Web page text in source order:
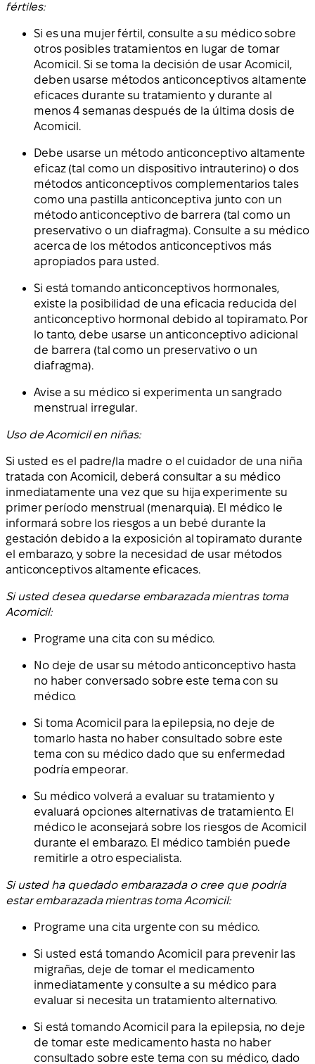
fértiles:
Si es una mujer fértil, consulte a su médico sobre
otros posibles tratamientos en lugar de tomar
Acomicil. Si se toma la decisión de usar Acomicil,
deben usarse métodos anticonceptivos altamente
eficaces durante su tratamiento y durante al
menos 4 semanas después de la última dosis de
Acomicil.
Debe usarse un método anticonceptivo altamente
eficaz (tal como un dispositivo intrauterino) o dos
métodos anticonceptivos complementarios tales
como una pastilla anticonceptiva junto con un
método anticonceptivo de barrera (tal como un
preservativo o un diafragma). Consulte a su médico
acerca de los métodos anticonceptivos más
apropiados para usted.
Si está tomando anticonceptivos hormonales,
existe la posibilidad de una eficacia reducida del
anticonceptivo hormonal debido al topiramato. Por
lo tanto, debe usarse un anticonceptivo adicional
de barrera (tal como un preservativo o un
diafragma).
Avise a su médico si experimenta un sangrado
menstrual irregular.
Uso de Acomicil en niñas:
Si usted es el padre/la madre o el cuidador de una niña
tratada con Acomicil, deberá consultar a su médico
inmediatamente una vez que su hija experimente su
primer período menstrual (menarquia). El médico le
informará sobre los riesgos a un bebé durante la
gestación debido a la exposición al topiramato durante
el embarazo, y sobre la necesidad de usar métodos
anticonceptivos altamente eficaces.
Si usted desea quedarse embarazada mientras toma
Acomicil:
Programe una cita con su médico.
No deje de usar su método anticonceptivo hasta
no haber conversado sobre este tema con su
médico.
Si toma Acomicil para la epilepsia, no deje de
tomarlo hasta no haber consultado sobre este
tema con su médico dado que su enfermedad
podría empeorar.
Su médico volverá a evaluar su tratamiento y
evaluará opciones alternativas de tratamiento. El
médico le aconsejará sobre los riesgos de Acomicil
durante el embarazo. El médico también puede
remitirle a otro especialista.
Si usted ha quedado embarazada o cree que podría
estar embarazada mientras toma Acomicil:
Programe una cita urgente con su médico.
Si usted está tomando Acomicil para prevenir las
migrañas, deje de tomar el medicamento
inmediatamente y consulte a su médico para
evaluar si necesita un tratamiento alternativo.
Si está tomando Acomicil para la epilepsia, no deje
de tomar este medicamento hasta no haber
consultado sobre este tema con su médico, dado